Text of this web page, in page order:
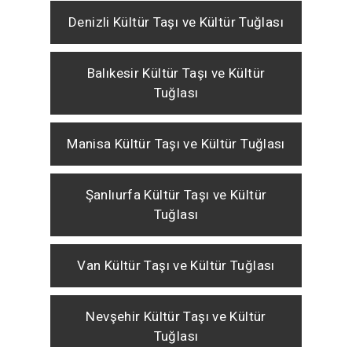
Denizli Kültür Taşı ve Kültür Tuğlası
Balıkesir Kültür Taşı ve Kültür
Tuğlası
Manisa Kültür Taşı ve Kültür Tuğlası
Şanlıurfa Kültür Taşı ve Kültür
Tuğlası
Van Kültür Taşı ve Kültür Tuğlası
Nevşehir Kültür Taşı ve Kültür
Tuğlası